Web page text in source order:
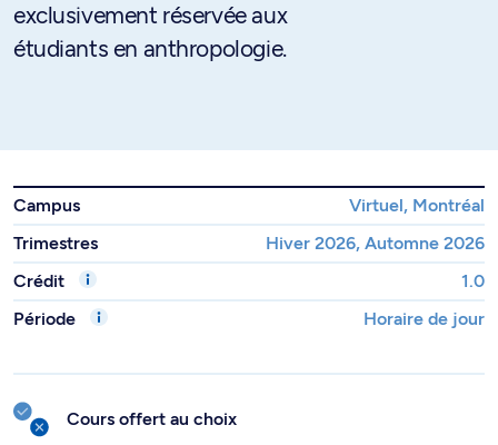
exclusivement réservée aux
étudiants en anthropologie.
Campus
Virtuel, Montréal
Trimestres
Hiver 2026, Automne 2026
Crédit
1.0
Période
Horaire de jour
Cours offert au choix